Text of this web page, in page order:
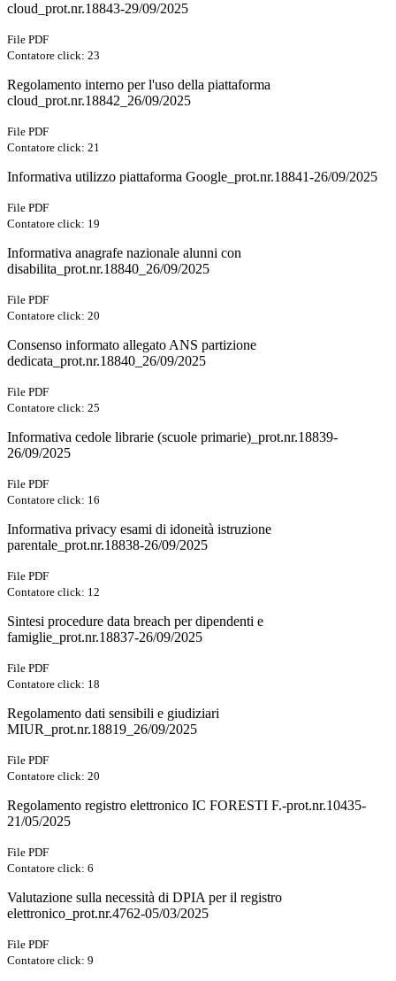
cloud_prot.nr.18843-29/09/2025
File PDF
Contatore click: 23
Regolamento interno per l'uso della piattaforma
cloud_prot.nr.18842_26/09/2025
File PDF
Contatore click: 21
Informativa utilizzo piattaforma Google_prot.nr.18841-26/09/2025
File PDF
Contatore click: 19
Informativa anagrafe nazionale alunni con
disabilita_prot.nr.18840_26/09/2025
File PDF
Contatore click: 20
Consenso informato allegato ANS partizione
dedicata_prot.nr.18840_26/09/2025
File PDF
Contatore click: 25
Informativa cedole librarie (scuole primarie)_prot.nr.18839-
26/09/2025
File PDF
Contatore click: 16
Informativa privacy esami di idoneità istruzione
parentale_prot.nr.18838-26/09/2025
File PDF
Contatore click: 12
Sintesi procedure data breach per dipendenti e
famiglie_prot.nr.18837-26/09/2025
File PDF
Contatore click: 18
Regolamento dati sensibili e giudiziari
MIUR_prot.nr.18819_26/09/2025
File PDF
Contatore click: 20
Regolamento registro elettronico IC FORESTI F.-prot.nr.10435-
21/05/2025
File PDF
Contatore click: 6
Valutazione sulla necessità di DPIA per il registro
elettronico_prot.nr.4762-05/03/2025
File PDF
Contatore click: 9